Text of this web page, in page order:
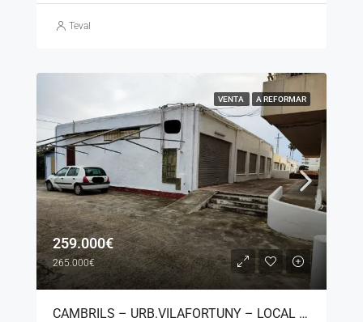
Teval
VENTA A REFORMAR
259.000€
265.000€
CAMBRILS – URB.VILAFORTUNY – LOCAL COMERCIAL DE 230 M2 APROX. – LN